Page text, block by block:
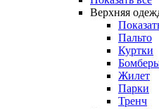
Верхняя
Пальто
Куртки
Жилет
Парки
Тренч